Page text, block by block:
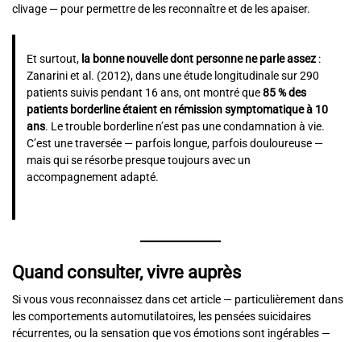
clivage — pour permettre de les reconnaître et de les apaiser.
Et surtout, la bonne nouvelle dont personne ne parle assez:
Zanarini et al. (2012), dans une étude longitudinale sur 290
patients suivis pendant 16 ans, ont montré que85 % des
patients borderline étaient en rémission symptomatique à 10
ans. Le trouble borderline n’est pas une condamnation à vie.
C’est une traversée — parfois longue, parfois douloureuse —
mais qui se résorbe presque toujours avec un
accompagnement adapté.
Quand consulter, vivre auprès
Si vous vous reconnaissez dans cet article — particulièrement dans
les comportements automutilatoires, les pensées suicidaires
récurrentes, ou la sensation que vos émotions sont ingérables —